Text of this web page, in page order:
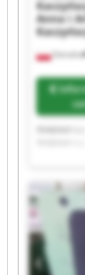
Ostrożne
Anna i
Informacja o
Stolplast
Stolplast
Stolplast
Stolplast
Stolplast
Stolplast
Stolplast
Stolplast
Stolplast